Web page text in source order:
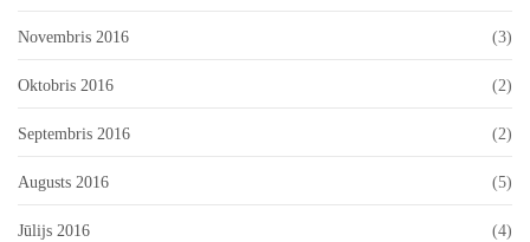
Novembris 2016 (3)
Oktobris 2016 (2)
Septembris 2016 (2)
Augusts 2016 (5)
Jūlijs 2016 (4)